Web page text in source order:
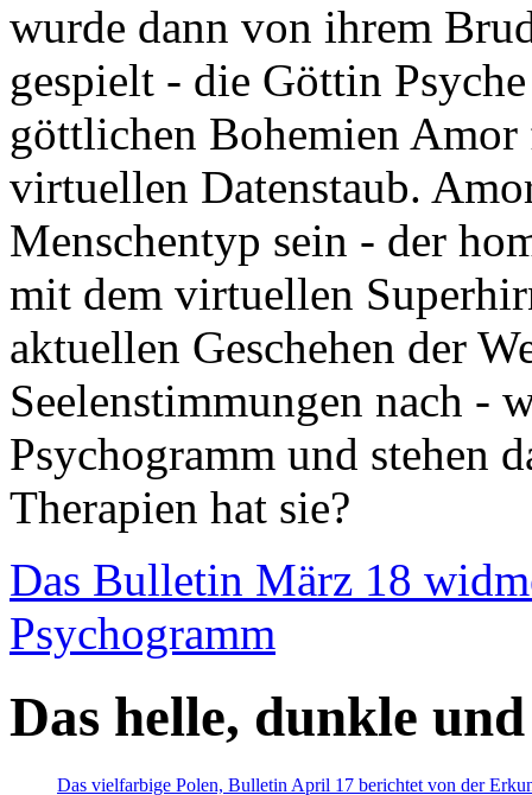
wurde dann von ihrem
gespielt - die Göttin
göttlichen Bohemien
virtuellen Datenstaub.
Menschentyp sein - der
mit dem virtuellen
aktuellen Geschehen der
Seelenstimmungen nach -
Psychogramm und stehen
Therapien hat sie?
Das Bulletin März 18
Psychogramm
Das helle, dunkle
Das vielfarbige Polen, Bulletin April 17 berichtet von der